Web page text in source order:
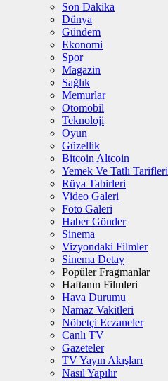
Son Dakika
Dünya
Gündem
Ekonomi
Spor
Magazin
Sağlık
Memurlar
Otomobil
Teknoloji
Oyun
Güzellik
Bitcoin Altcoin
Yemek Ve Tatlı Tarifleri
Rüya Tabirleri
Video Galeri
Foto Galeri
Haber Gönder
Sinema
Vizyondaki Filmler
Sinema Detay
Popüler Fragmanlar
Haftanın Filmleri
Hava Durumu
Namaz Vakitleri
Nöbetçi Eczaneler
Canlı TV
Gazeteler
TV Yayın Akışları
Nasıl Yapılır